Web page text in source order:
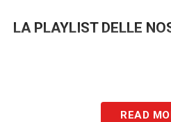
LA PLAYLIST DELLE
READ